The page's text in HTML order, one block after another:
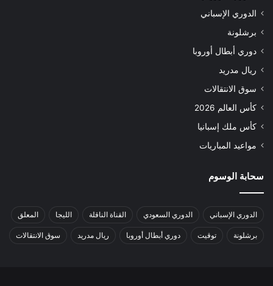
الدوري الإسباني
برشلونة
دوري أبطال أوروبا
ريال مدريد
سوق الانتقالات
كأس العالم 2026
كأس ملك إسبانيا
مواعيد المباريات
سحابة الوسوم
الدوري الإسباني الدوري السعودي القناة الناقلة الليجا المعلق
برشلونة توقيت دوري أبطال أوروبا ريال مدريد سوق الانتقالات